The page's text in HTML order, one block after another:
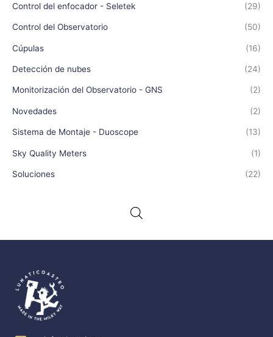
Control del enfocador - Seletek (29)
Control del Observatorio (50)
Cúpulas (16)
Detección de nubes (24)
Monitorización del Observatorio - GNS (2)
Novedades (2)
Sistema de Montaje - Duoscope (13)
Sky Quality Meters (1)
Soluciones (22)